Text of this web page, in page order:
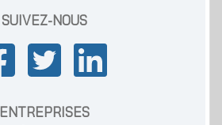
SUIVEZ-NOUS
ENTREPRISES